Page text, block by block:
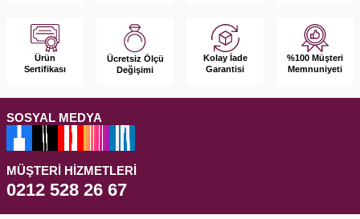
Ürün
Sertifikası
Ücretsiz Ölçü
Değişimi
Kolay İade
Garantisi
%100 Müşteri
Memnuniyeti
SOSYAL MEDYA
MÜŞTERI HIZMETLERI
0212 528 26 67